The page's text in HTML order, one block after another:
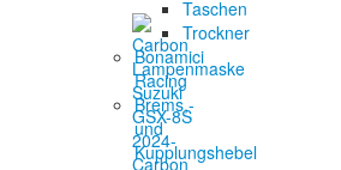
Taschen
Trockner
Bonamici
Racing
Brems,-
und
Kupplungshebel
Carbon